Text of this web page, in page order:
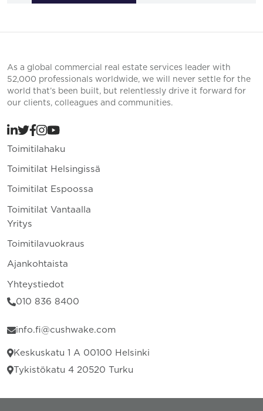
As a global commercial real estate services leader with
52,000 professionals worldwide, we will never settle for the
world that’s been built, but relentlessly drive it forward for
our clients, colleagues and communities.
Toimitilahaku
Toimitilat Helsingissä
Toimitilat Espoossa
Toimitilat Vantaalla
Yritys
Toimitilavuokraus
Ajankohtaista
Yhteystiedot
010 836 8400
info.fi@cushwake.com
Keskuskatu 1 A 00100 Helsinki
Tykistökatu 4 20520 Turku